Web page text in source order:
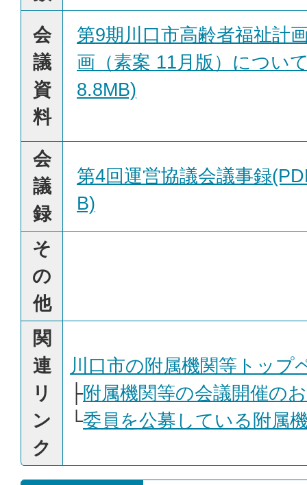
会
議
資
料
第9期川口市高齢者福祉計
画（素案 11月版）につい
8.8MB)
会
議
録
第4回運営協議会議事録
B)
そ
の
他
関
連
リ
ン
ク
川口市の附属機関等トップ
├附属機関等の会議開催の
└委員を公募している附属